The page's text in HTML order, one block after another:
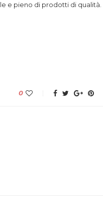
e pieno di prodotti di
0